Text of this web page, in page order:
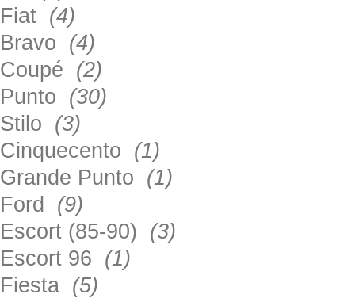
Fiat (4)
Bravo (4)
Coupé (2)
Punto (30)
Stilo (3)
Cinquecento (1)
Grande Punto (1)
Ford (9)
Escort (85-90) (3)
Escort 96 (1)
Fiesta (5)